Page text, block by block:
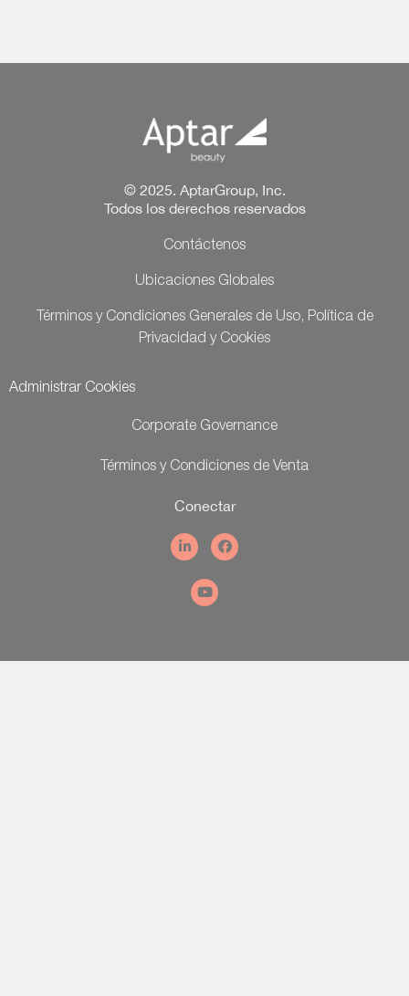
© 2025. AptarGroup, Inc.
Todos los derechos reservados
Contáctenos
Ubicaciones Globales
Términos y Condiciones Generales de Uso, Política de
Privacidad y Cookies
Administrar Cookies
Corporate Governance
Términos y Condiciones de Venta
Conectar